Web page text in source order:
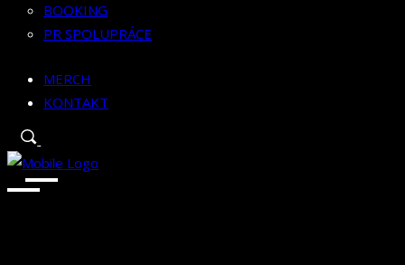
BOOKING
PR SPOLUPRÁCE
MERCH
KONTAKT